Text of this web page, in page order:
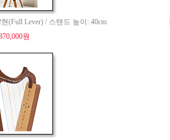
(Full Lever) / 스탠드 높이: 40cm
원